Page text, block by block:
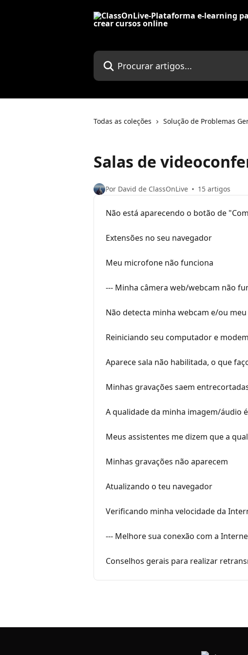
Procurar artigos...
Todas as coleções Solução de Problemas
Salas de
Por David de ClassOnLive 15 artigos
Não está aparecendo o botão de
Extensões no seu navegador
Meu microfone não funciona
--- Minha câmera web/webcam não
Não detecta minha webcam e/ou
Reiniciando seu computador e modem
Aparece sala não habilitada, o que
Minhas gravações saem
A qualidade da minha imagem/áudio
Meus assistentes me dizem que a
Minhas gravações não aparecem
Atualizando o teu navegador
Verificando minha velocidade da
--- Melhore sua conexão com a
Conselhos gerais para realizar